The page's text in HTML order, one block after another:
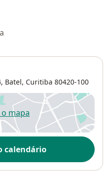
Batel, Curitiba 80420-100
mapanum novo separador
calendário